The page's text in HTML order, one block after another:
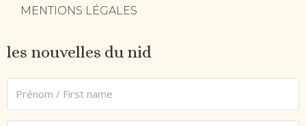
MENTIONS LÉGALES
les nouvelles du nid